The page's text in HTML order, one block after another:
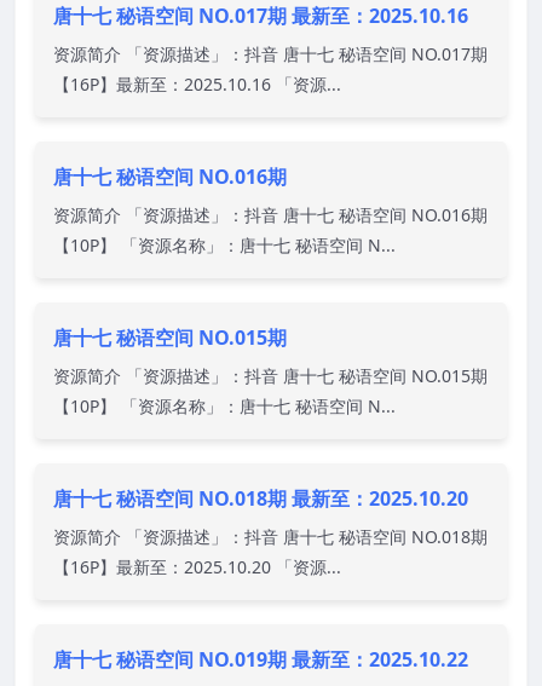
唐十七 秘语空间 NO.017期 最新至：2025.10.16
资源简介 「资源描述」：抖音 唐十七 秘语空间 NO.017期
【16P】最新至：2025.10.16 「资源...
唐十七 秘语空间 NO.016期
资源简介 「资源描述」：抖音 唐十七 秘语空间 NO.016期
【10P】 「资源名称」：唐十七 秘语空间 N...
唐十七 秘语空间 NO.015期
资源简介 「资源描述」：抖音 唐十七 秘语空间 NO.015期
【10P】 「资源名称」：唐十七 秘语空间 N...
唐十七 秘语空间 NO.018期 最新至：2025.10.20
资源简介 「资源描述」：抖音 唐十七 秘语空间 NO.018期
【16P】最新至：2025.10.20 「资源...
唐十七 秘语空间 NO.019期 最新至：2025.10.22